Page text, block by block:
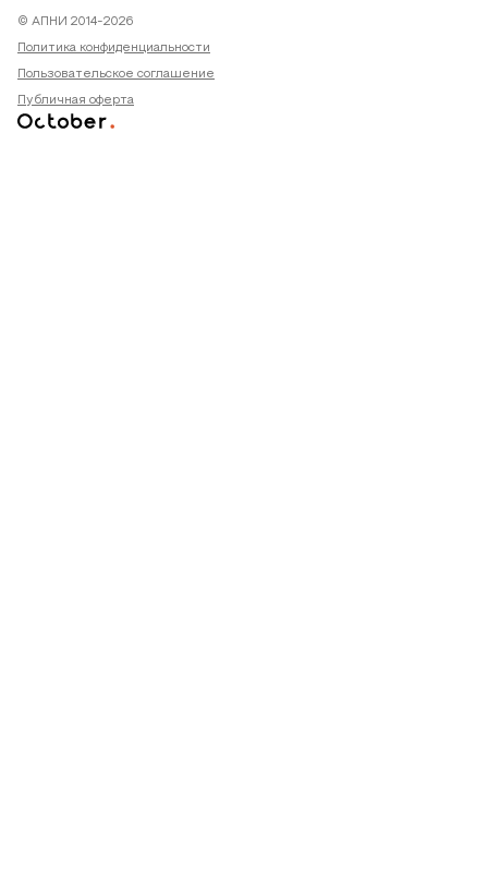
© АПНИ 2014-2026
Политика конфиденциальности
Пользовательское соглашение
Публичная оферта